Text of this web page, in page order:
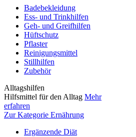
Badebekleidung
Ess- und Trinkhilfen
Geh- und Greifhilfen
Hüftschutz
Pflaster
Reinigungsmittel
Stillhilfen
Zubehör
Alltagshilfen
Hilfsmittel für den Alltag Mehr
erfahren
Zur Kategorie Ernährung
Ergänzende Diät